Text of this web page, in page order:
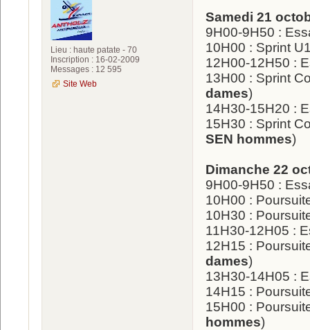
Lieu : haute patate - 70
Inscription : 16-02-2009
Messages : 12 595
Site Web
Samedi 21
9H00-9H50 :
10H00 : Sprint
12H00-12H50 :
13H00 : Sprint
dames)
14H30-15H20 :
15H30 : Sprint
SEN hommes)
Dimanche 22
9H00-9H50 :
10H00 :
10H30 :
11H30-12H05 :
12H15 :
dames)
13H30-14H05 :
14H15 :
15H00 :
hommes)